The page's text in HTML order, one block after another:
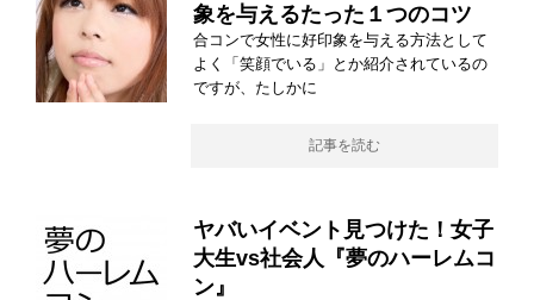
象を与えるたった１つのコツ
合コンで女性に好印象を与える方法として
よく「笑顔でいる」とか紹介されているの
ですが、たしかに
記事を読む
ヤバいイベント見つけた！女子
大生vs社会人『夢のハーレムコ
ン』